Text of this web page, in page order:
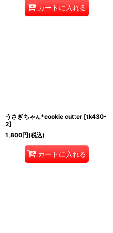
カートに入れる
うさぎちゃん*cookie cutter [tk430-
2]
1,800円(税込)
カートに入れる